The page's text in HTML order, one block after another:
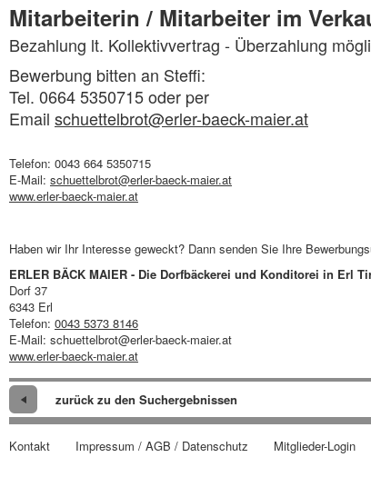
Mitarbeiterin / Mitarbeiter im
Bezahlung lt. Kollektivvertrag - Überzahlung
Bewerbung bitten an Steffi:
Tel. 0664 5350715 oder per
Email schuettelbrot@erler-baeck-maier.at
Telefon: 0043 664 5350715
E-Mail: schuettelbrot@erler-baeck-maier.at
www.erler-baeck-maier.at
Haben wir Ihr Interesse geweckt? Dann senden Sie Ihre
ERLER BÄCK MAIER - Die Dorfbäckerei und Konditorei in Erl
Dorf 37
6343 Erl
Telefon: 0043 5373 8146
E-Mail: schuettelbrot@erler-baeck-maier.at
www.erler-baeck-maier.at
zurück zu den Suchergebnissen
Kontakt Impressum / AGB / Datenschutz Mitglieder-Login